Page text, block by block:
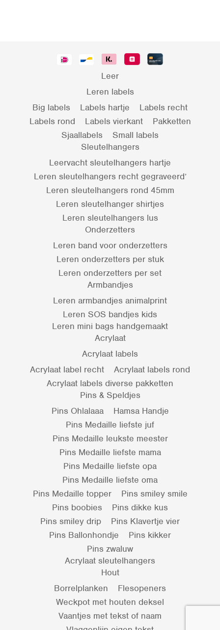
Leer
Leren labels
Big labels
Labels hartje
Labels recht
Labels rond
Labels vierkant
Pakketten
Sjaallabels
Small labels
Sleutelhangers
Leervacht sleutelhangers hartje
Leren sleutelhangers recht gegraveerd’
Leren sleutelhangers rond 45mm
Leren sleutelhanger shirtjes
Leren sleutelhangers lus
Onderzetters
Leren band voor onderzetters
Leren onderzetters per stuk
Leren onderzetters per set
Armbandjes
Leren armbandjes animalprint
Leren SOS bandjes kids
Leren mini bags handgemaakt
Acrylaat
Acrylaat labels
Acrylaat label recht
Acrylaat labels rond
Acrylaat labels diverse pakketten
Pins & Speldjes
Pins Ohlalaaa
Hamsa Handje
Pins Medaille liefste juf
Pins Medaille leukste meester
Pins Medaille liefste mama
Pins Medaille liefste opa
Pins Medaille liefste oma
Pins Medaille topper
Pins smiley smile
Pins boobies
Pins dikke kus
Pins smiley drip
Pins Klavertje vier
Pins Ballonhondje
Pins kikker
Pins zwaluw
Acrylaat sleutelhangers
Hout
Borrelplanken
Flesopeners
Weckpot met houten deksel
Vaantjes met tekst of naam